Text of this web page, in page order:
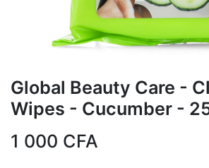
Global Beauty Care -
Wipes - Cucumber -
1 000 CFA